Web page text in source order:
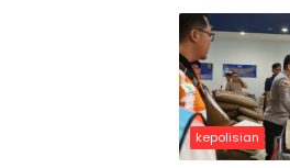
kepolisian